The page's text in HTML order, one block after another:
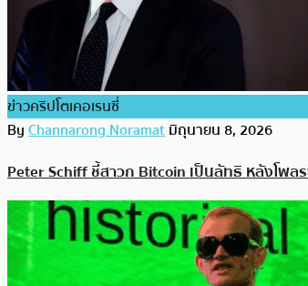
ข่าวคริปโตเคอเรนซี่
ByChannarong Noramatมิถุนายน 8, 2026
Peter Schiff ชี้สาวก Bitcoin เป็นลัทธิ หลังโพล